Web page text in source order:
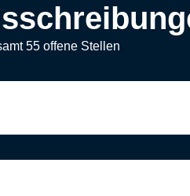
55 offene Stellen